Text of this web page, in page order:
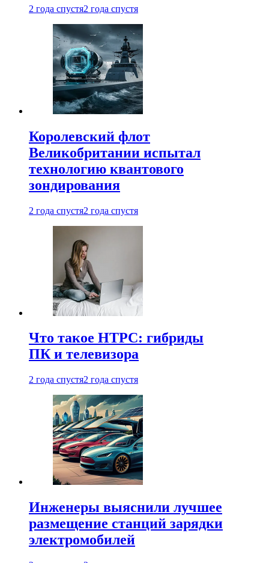
2 года спустя2 года спустя
Королевский флот
Великобритании испытал
технологию квантового
зондирования
2 года спустя2 года спустя
Что такое HTPC: гибриды
ПК и телевизора
2 года спустя2 года спустя
Инженеры выяснили лучшее
размещение станций зарядки
электромобилей